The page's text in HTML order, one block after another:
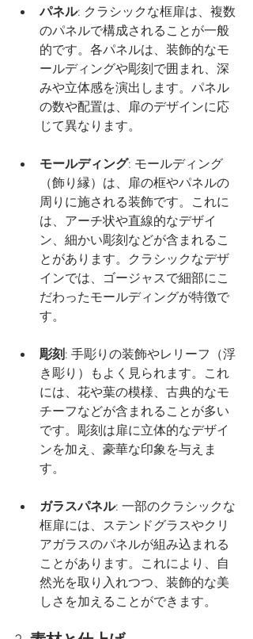
パネル: クラシックな框扉は、複数
のパネルで構成されることが一般
的です。各パネルは、装飾的なモ
ールディングや彫刻で囲まれ、深
みや立体感を演出します。パネル
の数や配置は、扉のデザインに応
じて異なります。
モールディング: モールディング
（飾り縁）は、扉の框やパネルの
周りに施される装飾です。これに
は、アーチ状や直線的なデザイ
ン、細かい彫刻などが含まれるこ
とがあります。クラシックなデザ
インでは、ゴージャスで細部にこ
だわったモールディングが特徴で
す。
彫刻: 手彫りの装飾やレリーフ（浮
き彫り）もよく見られます。これ
には、花や葉の模様、古典的なモ
チーフなどが含まれることが多い
です。彫刻は扉に立体的なデザイ
ンを加え、豪華な印象を与えま
す。
ガラスパネル: 一部のクラシックな
框扉には、ステンドグラスやクリ
アガラスのパネルが組み込まれる
ことがあります。これにより、自
然光を取り入れつつ、装飾的な美
しさを加えることができます。